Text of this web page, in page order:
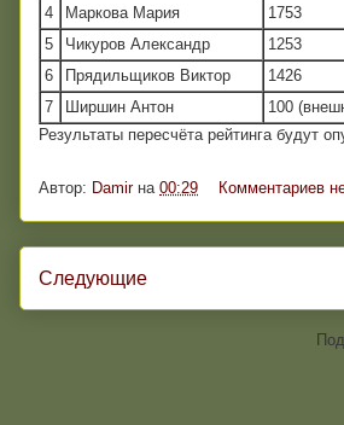
4
Маркова Мария 1753
5
Чикуров Александр 1253
6
Прядильщиков Виктор 1426
7
Ширшин Антон 100
Результаты пересчёта рейтинга будут
Автор: Damir на 00:29 Комментариев
Следующие